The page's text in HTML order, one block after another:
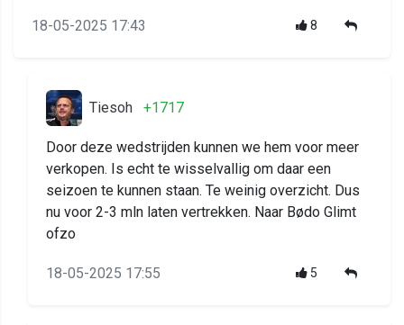
18-05-2025 17:43 8
Tiesoh +1717
Door deze wedstrijden kunnen we hem voor meer
verkopen. Is echt te wisselvallig om daar een
seizoen te kunnen staan. Te weinig overzicht. Dus
nu voor 2-3 mln laten vertrekken. Naar Bødo Glimt
ofzo
18-05-2025 17:55 5